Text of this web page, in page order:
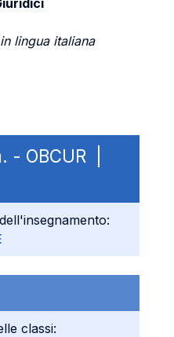
lingua italiana
- OBCUR |
classi: